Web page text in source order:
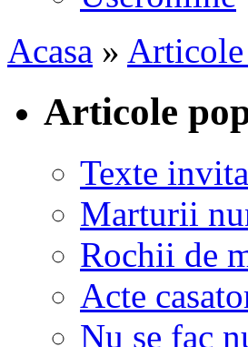
Acasa »
Articole
Texte
Marturii
Rochii de
Acte
Nu se fac